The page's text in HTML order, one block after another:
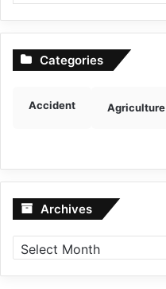
Categories
Accident Agriculture
Archives Archives